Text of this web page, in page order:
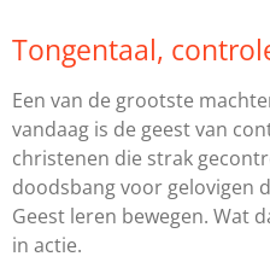
Tongentaal,
Een van de grootste
vandaag is de geest van
christenen die strak
doodsbang voor gelovigen
Geest leren bewegen. Wat
in actie.